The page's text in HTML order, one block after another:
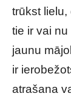
trūkst
tie ir vai
jaunu
ir
atrašana